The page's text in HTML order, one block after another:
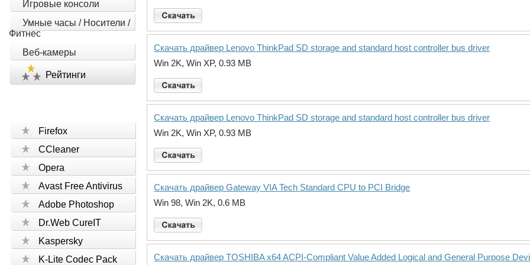
Игровые консоли
Умные часы / Носители /
Фитнес
Веб-камеры
Рейтинги
Firefox
CCleaner
Opera
Avast Free Antivirus
Adobe Photoshop
Dr.Web CureIT
Kaspersky
K-Lite Codec Pack
Скачать драйвер Lenovo ThinkPad SD storage and standard host controller bus driver
Win 2K, Win XP, 0.93 MB
Скачать драйвер Lenovo ThinkPad SD storage and standard host controller bus driver
Win 2K, Win XP, 0.93 MB
Скачать драйвер Gateway VIA Tech Standard CPU to PCI Bridge
Win 98, Win 2K, 0.6 MB
Скачать драйвер TOSHIBA x64 ACPI-Compliant Value Added Logical and General Purpose